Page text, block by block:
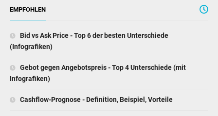
EMPFOHLEN
Bid vs Ask Price - Top 6 der besten Unterschiede
(Infografiken)
Gebot gegen Angebotspreis - Top 4 Unterschiede (mit
Infografiken)
Cashflow-Prognose - Definition, Beispiel, Vorteile